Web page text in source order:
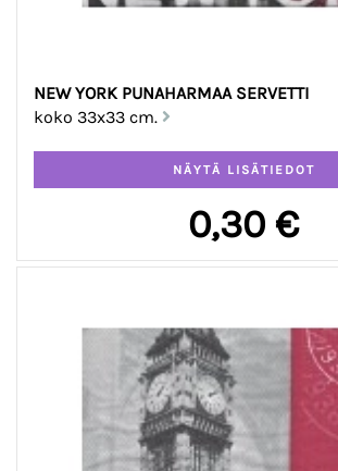
NEW YORK PUNAHARMAA SERVETTI
koko 33x33 cm.
0,30 €